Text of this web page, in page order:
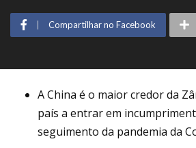
Compartilhar no Facebook
A China é o maior credor da
país a entrar em
seguimento da pandemia da